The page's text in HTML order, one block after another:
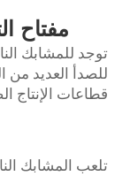
مفتاح
توجد للمشابك
للصدأ العديد من
قطاعات الإنتاج
تلعب المشابك